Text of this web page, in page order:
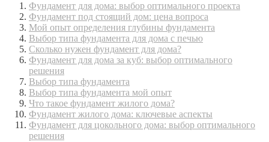
Фундамент для дома: выбор оптимального проекта
Фундамент под стоящий дом: цена вопроса
Мой опыт определения глубины фундамента
Выбор типа фундамента для дома с печью
Сколько нужен фундамент для дома?
Фундамент для дома за куб: выбор оптимального
решения
Выбор типа фундамента
Выбор типа фундамента мой опыт
Что такое фундамент жилого дома?
Фундамент жилого дома: ключевые аспекты
Фундамент для цокольного дома: выбор оптимального
решения